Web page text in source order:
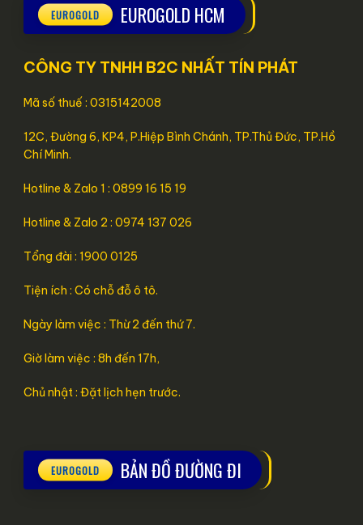
EUROGOLD HCM
CÔNG TY TNHH B2C NHẤT TÍN PHÁT
Mã số thuế : 0315142008
12C, Đường 6, KP4, P.Hiệp Bình Chánh, TP.Thủ Đức, TP.Hồ
Chí Minh.
Hotline & Zalo 1 : 0899 16 15 19
Hotline & Zalo 2 : 0974 137 026
Tổng đài : 1900 0125
Tiện ích : Có chỗ đỗ ô tô.
Ngày làm việc : Thừ 2 đến thứ 7.
Giờ làm việc : 8h đến 17h,
Chủ nhật : Đặt lịch hẹn trước.
BẢN ĐỒ ĐƯỜNG ĐI